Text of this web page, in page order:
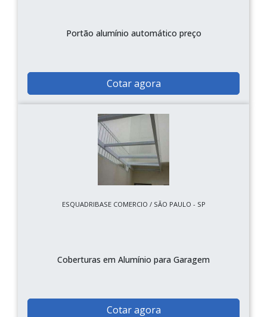
Portão alumínio automático preço
Cotar agora
ESQUADRIBASE COMERCIO / SÃO PAULO - SP
Coberturas em Alumínio para Garagem
Cotar agora